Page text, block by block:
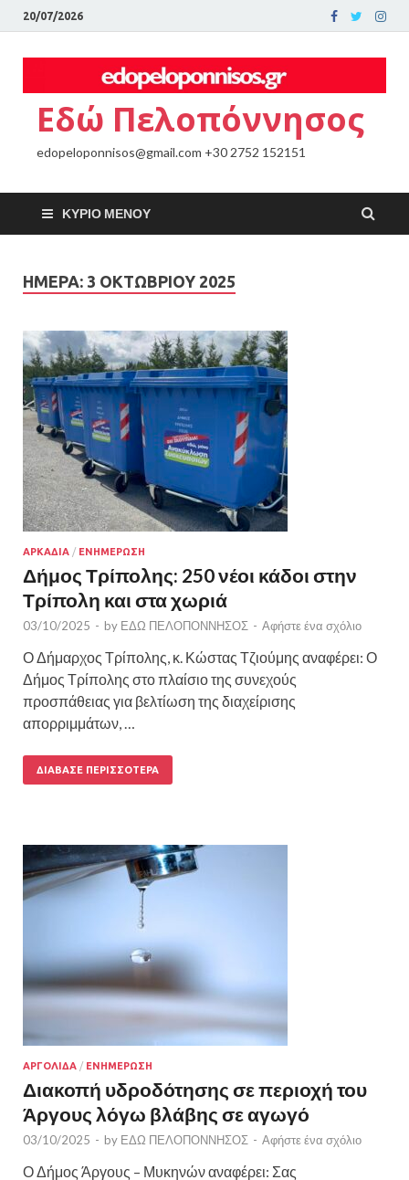
20/07/2026
Εδώ Πελοπόννησος
edopeloponnisos@gmail.com +30 2752 152151
ΚΎΡΙΟ ΜΕΝΟΎ
ΗΜΈΡΑ: 3 ΟΚΤΩΒΡΊΟΥ 2025
ΑΡΚΑΔΙΑ / ΕΝΗΜΕΡΩΣΗ
Δήμος Τρίπολης: 250 νέοι κάδοι στην
Τρίπολη και στα χωριά
03/10/2025 - by ΕΔΩ ΠΕΛΟΠΟΝΝΗΣΟΣ - Αφήστε ένα σχόλιο
Ο Δήμαρχος Τρίπολης, κ. Κώστας Τζιούμης αναφέρει: Ο
Δήμος Τρίπολης στο πλαίσιο της συνεχούς
προσπάθειας για βελτίωση της διαχείρισης
απορριμμάτων, …
ΔΙΆΒΑΣΕ ΠΕΡΙΣΣΌΤΕΡΑ
ΑΡΓΟΛΙΔΑ / ΕΝΗΜΕΡΩΣΗ
Διακοπή υδροδότησης σε περιοχή του
Άργους λόγω βλάβης σε αγωγό
03/10/2025 - by ΕΔΩ ΠΕΛΟΠΟΝΝΗΣΟΣ - Αφήστε ένα σχόλιο
Ο Δήμος Άργους – Μυκηνών αναφέρει: Σας